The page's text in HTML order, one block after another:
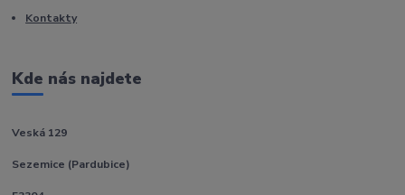
Kontakty
Kde nás najdete
Veská 129
Sezemice (Pardubice)